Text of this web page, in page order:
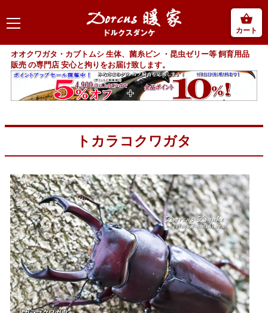
カート
オオクワガタ・カブトムシ 生体、菌糸ビン ・昆虫ゼリー等 飼育用品
販売 の専門店 安心と拘りをお届け致します。
トカラコクワガタ